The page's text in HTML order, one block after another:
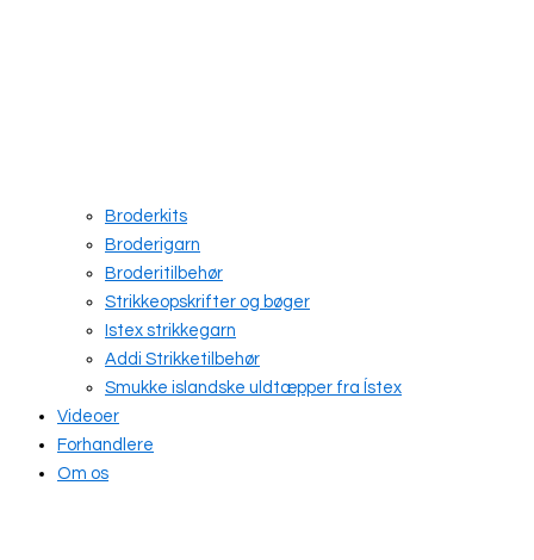
Broderkits
Broderigarn
Broderitilbehør
Strikkeopskrifter og bøger
Istex strikkegarn
Addi Strikketilbehør
Smukke islandske uldtæpper fra Ístex
Videoer
Forhandlere
Om os